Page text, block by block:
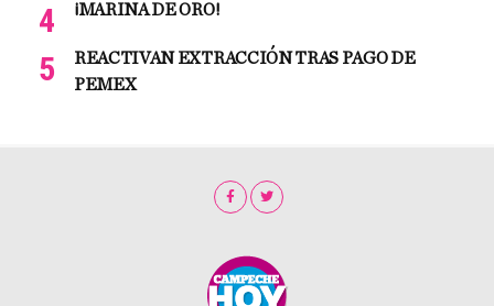
¡MARINA DE ORO!
REACTIVAN EXTRACCIÓN TRAS PAGO DE
PEMEX